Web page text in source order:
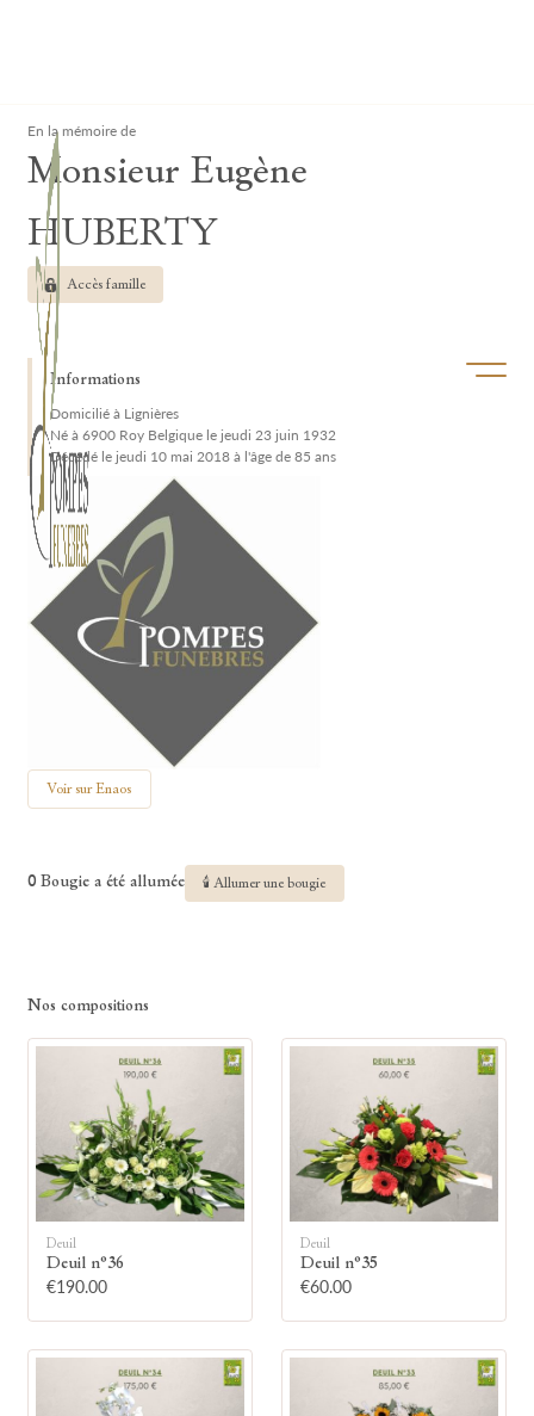
Ouvrir/
En la mémoire de
Monsieur Eugène
HUBERTY
Accès famille
Informations
Domicilié à Lignières
Né à 6900 Roy Belgique le jeudi 23 juin 1932
Décédé le jeudi 10 mai 2018 à l'âge de 85 ans
Voir sur Enaos
0 Bougie a été allumée 🕯 Allumer une bougie
Allumez une bougie
Montrez votre soutien à la famille en
Nos compositions
Deuil
Deuil n°36
€190.00
Deuil
Deuil n°35
€60.00